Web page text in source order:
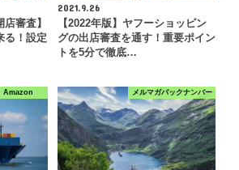
店審査】
る！設定
2021.9.26
【2022年版】ヤフーショッピン
グの出店審査を通す！重要ポイン
トを5分で徹底…
Amazon メルマガバックナンバー